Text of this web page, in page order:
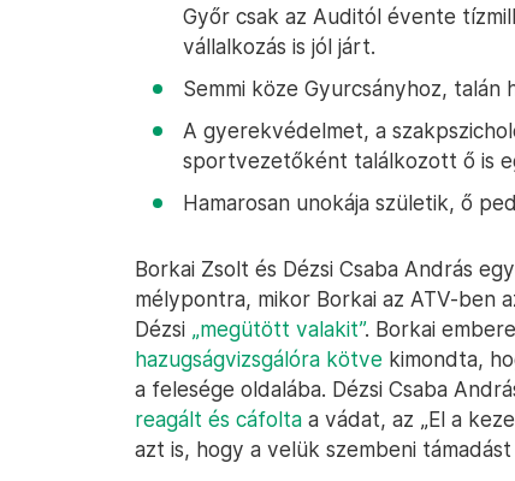
Győr csak az Auditól évente
vállalkozás is jól járt.
Semmi köze Gyurcsányhoz,
A gyerekvédelmet, a
sportvezetőként találkozott ő is
Hamarosan unokája születik, ő
Borkai Zsolt és Dézsi Csaba András
mélypontra, mikor Borkai az ATV-
Dézsi „megütött valakit”. Borkai
hazugságvizsgálóra kötve kimondta,
a felesége oldalába. Dézsi Csaba
reagált és cáfolta a vádat, az „El a
azt is, hogy a velük szembeni